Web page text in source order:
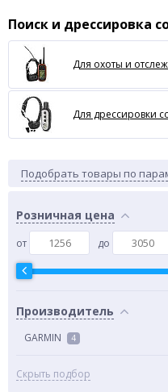
Поиск и дрессировка
Для охоты и
Для дрессировки
Подобрать товары по
Розничная цена
от до
Производитель
GARMIN 4
Скрыть подбор